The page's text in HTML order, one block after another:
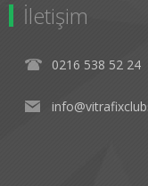
İletişim
0216 538 52 24